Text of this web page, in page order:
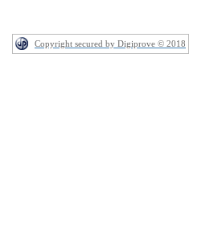
Copyright secured by Digiprove © 2018